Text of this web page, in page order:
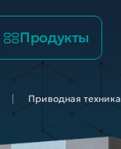
Продукты
Приводная техника